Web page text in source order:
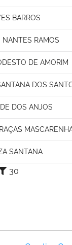
BARROS
NANTES RAMOS
DE AMORIM
DOS
DOS ANJOS
SANTANA
30